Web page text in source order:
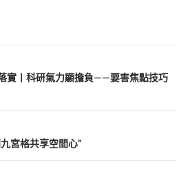
實丨科研氣力顯擔負——要害焦點技巧
宮格共享空間心”